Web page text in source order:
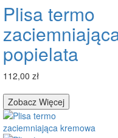
Plisa termo
popielata
112,00 zł
Zobacz Więcej